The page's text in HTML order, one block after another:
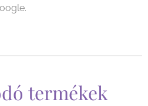
termékek